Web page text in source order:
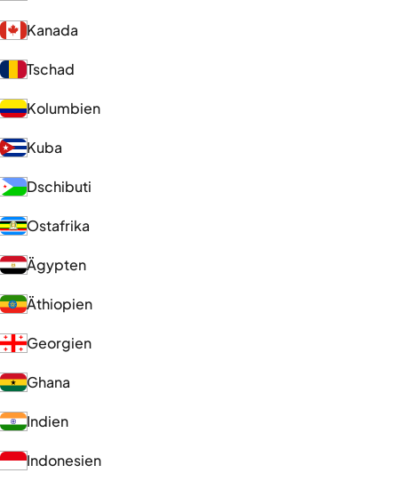
Kanada
Tschad
Kolumbien
Kuba
Dschibuti
Ostafrika
Ägypten
Äthiopien
Georgien
Ghana
Indien
Indonesien